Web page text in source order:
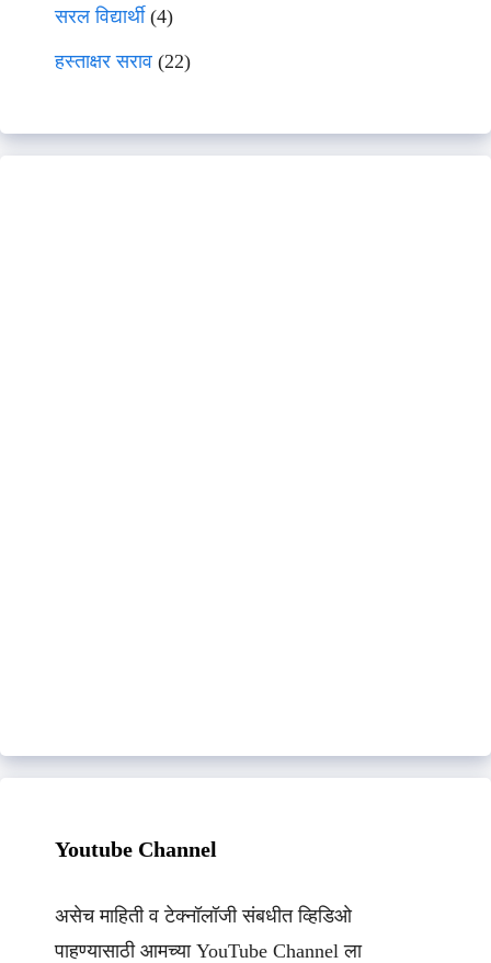
सरल विद्यार्थी(4)
हस्ताक्षर सराव (22)
Youtube Channel
असेच माहिती व टेक्नॉलॉजी संबधीत व्हिडिओ
पाहण्यासाठी आमच्या YouTube Channel ला